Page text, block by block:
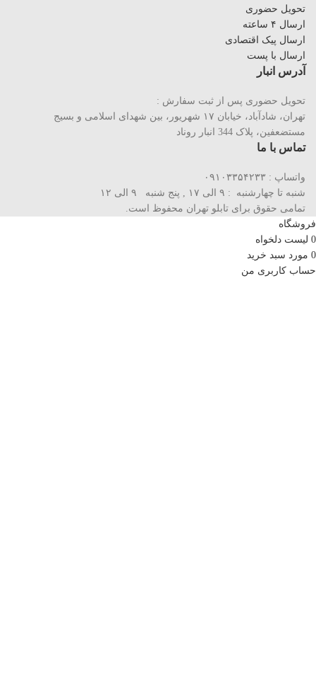
تحویل حضوری
ارسال ۴ ساعته
ارسال پیک اقتصادی
ارسال با پست
آدرس انبار
تحویل حضوری پس از ثبت سفارش :
تهران، شادآباد، خیابان ١٧ شهریور، بین شهدای اسلامی و بسیج
مستضعفین، پلاک 344 انبار روناد
تماس با ما
واتساپ : ۰۹۱۰۳۳۵۴۲۳۳
شنبه تا چهارشنبه : ۹ الی ۱۷ , پنج شنبه ۹ الی ۱۲
تمامی حقوق برای تابلو تهران محفوظ است.
فروشگاه
0 لیست دلخواه
0 مورد سبد خرید
حساب کاربری من